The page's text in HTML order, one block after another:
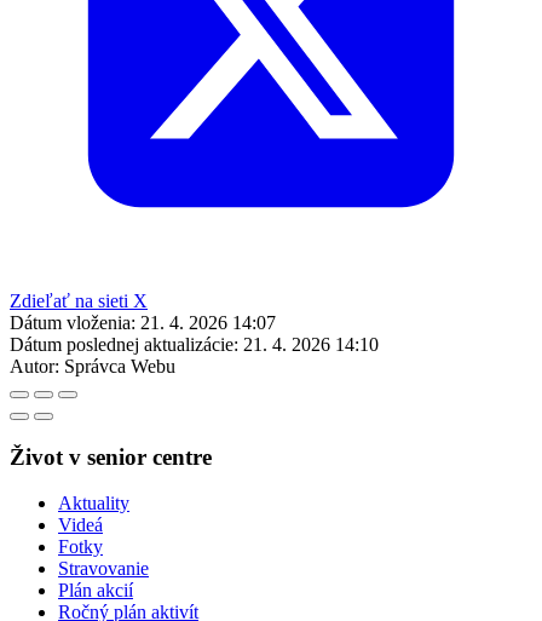
Zdieľať na sieti X
Dátum vloženia: 21. 4. 2026 14:07
Dátum poslednej aktualizácie: 21. 4. 2026 14:10
Autor: Správca Webu
Život v senior centre
Aktuality
Videá
Fotky
Stravovanie
Plán akcií
Ročný plán aktivít